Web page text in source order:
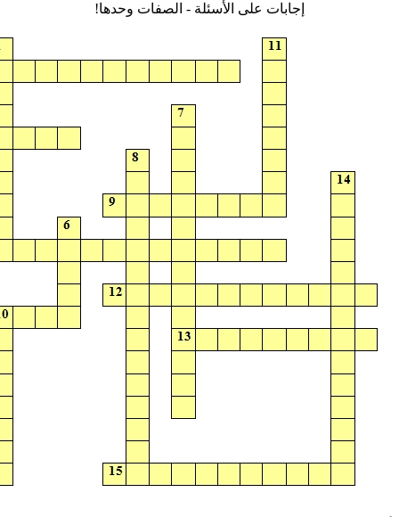
إجابات على الأسئلة - الصفات وحدها!